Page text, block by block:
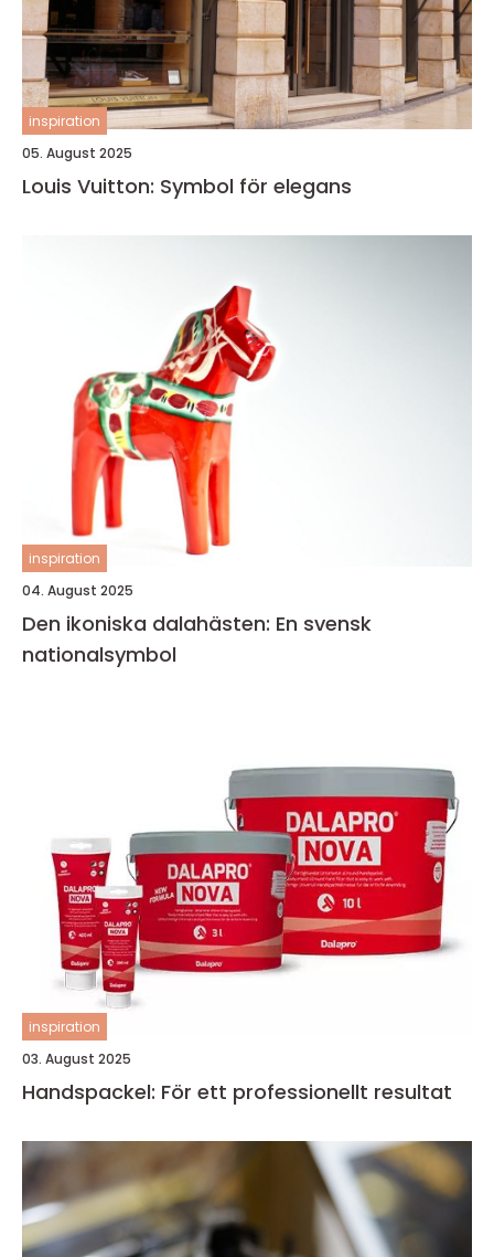
inspiration
05. August 2025
Louis Vuitton: Symbol för elegans
inspiration
04. August 2025
Den ikoniska dalahästen: En svensk
nationalsymbol
inspiration
03. August 2025
Handspackel: För ett professionellt resultat